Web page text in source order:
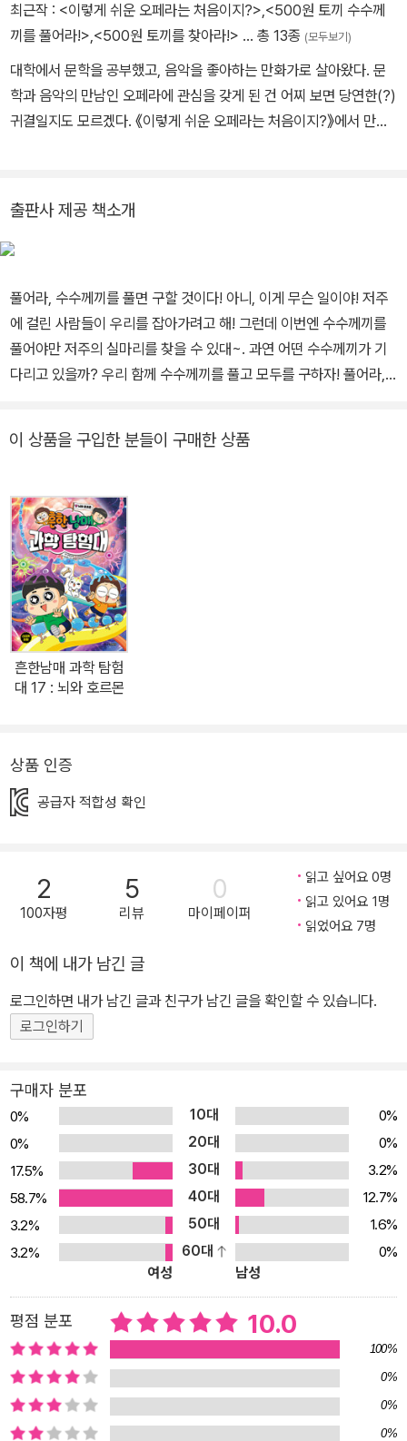
최근작 : <이렇게 쉬운 오페라는 처음이지?>,<500원 토끼 수수께
끼를 풀어라!>,<500원 토끼를 찾아라!> … 총 13종 (모두보기)
대학에서 문학을 공부했고, 음악을 좋아하는 만화가로 살아왔다. 문
학과 음악의 만남인 오페라에 관심을 갖게 된 건 어찌 보면 당연한(?)
귀결일지도 모르겠다. 《이렇게 쉬운 오페라는 처음이지?》에서 만화
@hayanconm]
출판사 제공 책소개
풀어라, 수수께끼를 풀면 구할 것이다! 아니, 이게 무슨 일이야! 저주
에 걸린 사람들이 우리를 잡아가려고 해! 그런데 이번엔 수수께끼를
풀어야만 저주의 실마리를 찾을 수 있대~. 과연 어떤 수수께끼가 기
다리고 있을까? 우리 함께 수수께끼를 풀고 모두를 구하자! 풀어라,
의 눈빛이 이상하다. 사람들은 저주에 걸려 500원 토끼를 잡으려 한
청하려 하지만, 김소향 탐정마저 저주에 걸려 괴물이 되어 버린다. 그
때 나타난 흑마법 방어단 연지는 수수께끼를 풀어야 저주가 풀린다는
것을 알려 준다. “목덜미에 적힌 수수께끼를 풀어야 해.” 수수께끼에
약한 500원 토끼와 다람쥐는 연지의 도움으로 괴물의 목덜미에 적힌
수수께끼를 풀지만, 저주는 풀리지 않는다. 저주를 건 흑마법사를 찾
아야만 해결할 수 있다는 걸 안 연지는 두려움이 앞서 더 이상 도와주
지 못한다고 말하며 떠난다. 남겨진 500원 토끼와 다람쥐는 연지가
준 수수께끼 쪽지를 가지고 저주를 건 흑마법사를 찾아 떠나는데…….
에서는 500원 토끼와 다람쥐가 흑마법사를 찾아 떠나는 파란만장 대
끼를, 귀여운 500원 토끼와 함께 풀다 보면 저절로 창의력과 상상력
이 상품을 구입한 분들이 구매한 상품
흔한남매 과학 탐험
대 17 : 뇌와 호르몬
상품 인증
공급자 적합성 확인
2
100자평
5
리뷰
0
마이페이퍼
읽고 싶어요 0명
읽고 있어요 1명
읽었어요 7명
이 책에 내가 남긴 글
로그인하면 내가 남긴 글과 친구가 남긴 글을 확인할 수 있습니다.
로그인하기
구매자 분포
0% 10대
0%
0%
20대
0%
17.5%
30대
3.2%
58.7%
40대
12.7%
3.2%
50대
1.6%
3.2%
60대
0%
여성
남성
평점 분포 10.0
100%
0%
0%
0%